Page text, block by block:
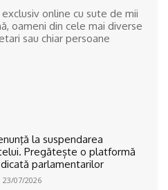
online cu sute de mii
oameni din cele mai diverse
sau chiar persoane
la suspendarea
Pregătește o platformă
parlamentarilor
23/07/2026